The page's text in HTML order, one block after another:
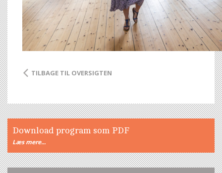
TILBAGE TIL OVERSIGTEN
Download program som PDF
Læs mere...